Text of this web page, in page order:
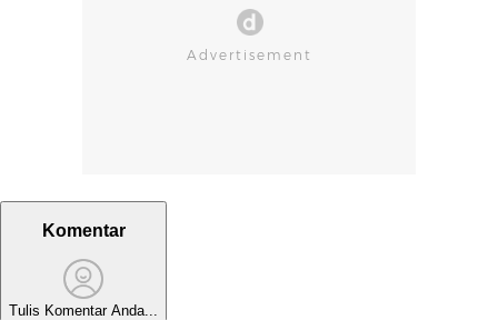
Komentar
Tulis Komentar Anda...